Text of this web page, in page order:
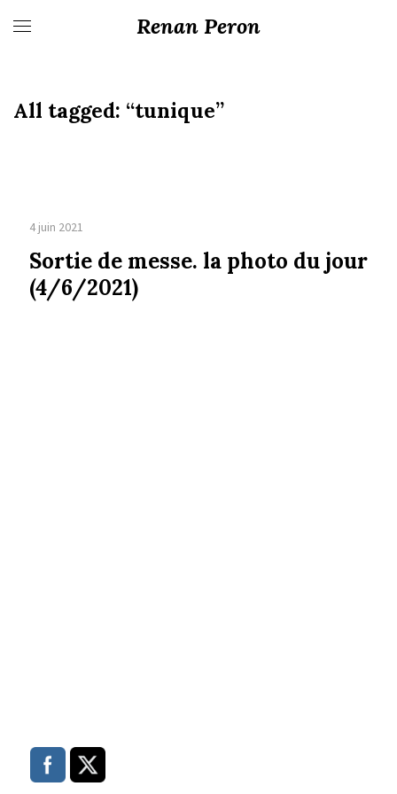
Renan Peron
All tagged: “tunique”
4 juin 2021
Sortie de messe. la photo du jour
(4/6/2021)